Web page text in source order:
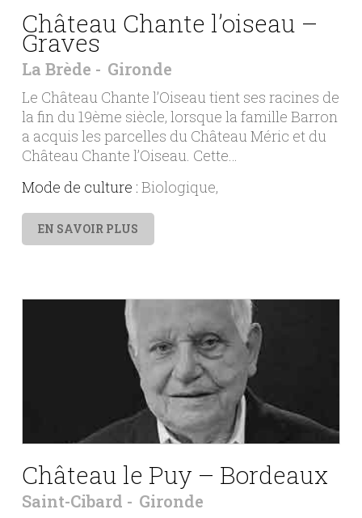
Château Chante l’oiseau –
Graves
La Brède Gironde
Le Château Chante l’Oiseau tient ses racines de
la fin du 19ème siècle, lorsque la famille Barron
a acquis les parcelles du Château Méric et du
Château Chante l’Oiseau. Cette…
Mode de culture : Biologique
EN SAVOIR PLUS
Château le Puy – Bordeaux
Saint-Cibard Gironde